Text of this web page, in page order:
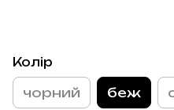
Колір
чорний беж